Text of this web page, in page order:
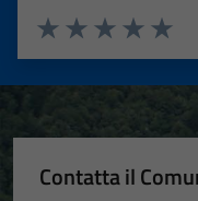
Valuta 4
Valuta 3
Valuta 2 stelle su
Valuta 1 stelle su 5
Contatta il